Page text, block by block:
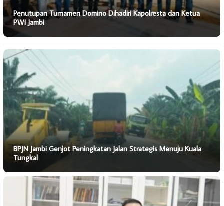
Penutupan Turnamen Domino Dihadiri Kapolresta dan Ketua
PWI Jambi
BPJN Jambi Genjot Peningkatan Jalan Strategis Menuju Kuala
Tungkal